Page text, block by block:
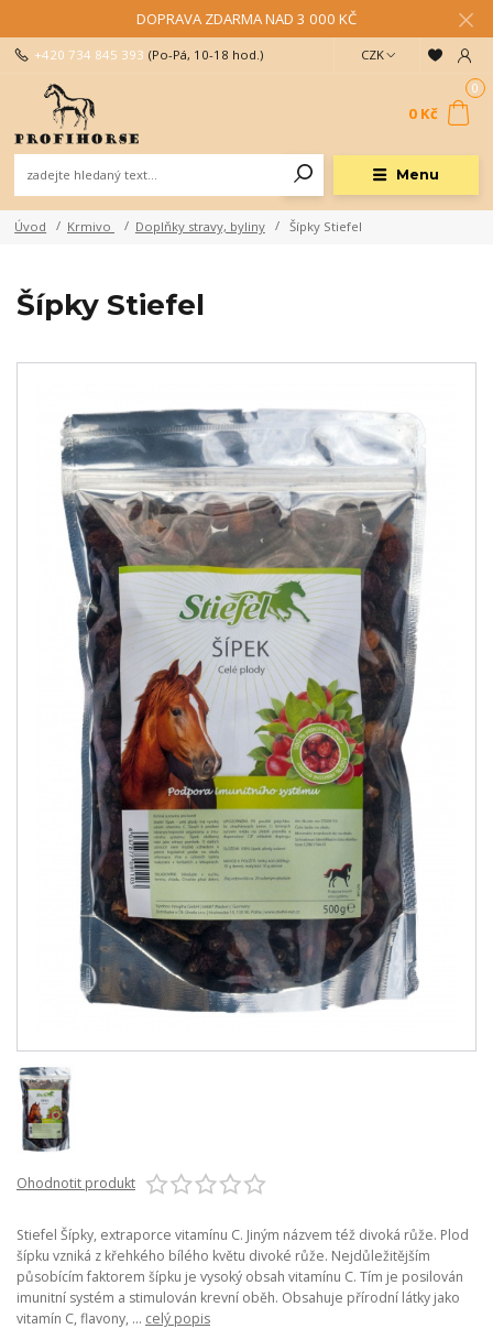
DOPRAVA ZDARMA NAD 3 000 KČ
Menu
CZK
+420 734 845 393 (Po-Pá, 10-18 hod.)
0
0 Kč
Úvod Krmivo Doplňky stravy, byliny Šípky Stiefel
Šípky Stiefel
Ohodnotit produkt
Stiefel Šípky, extraporce vitamínu C. Jiným názvem též divoká růže. Plod
šípku vzniká z křehkého bílého květu divoké růže. Nejdůležitějším
působícím faktorem šípku je vysoký obsah vitamínu C. Tím je posilován
imunitní systém a stimulován krevní oběh. Obsahuje přírodní látky jako
vitamín C, flavony, ... celý popis